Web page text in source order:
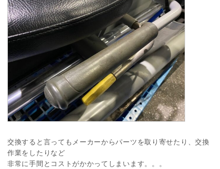
交換すると言ってもメーカーからパーツを取り寄せたり、交換
作業をしたりなど
非常に手間とコストがかかってしまいます。。。